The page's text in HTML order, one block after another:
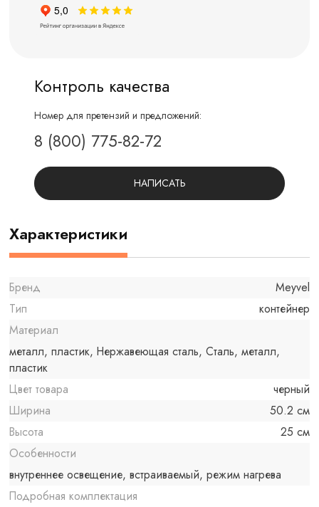
Контроль качества
Номер для претензий и предложений:
8 (800) 775-82-72
НАПИСАТЬ
Характеристики
Бренд
Meyvel
Тип
контейнер
Материал
металл, пластик, Нержавеющая сталь, Сталь, металл,
пластик
Цвет товара
черный
Ширина
50.2 см
Высота
25 см
Особенности
внутреннее освещение, встраиваемый, режим нагрева
Подробная комплектация